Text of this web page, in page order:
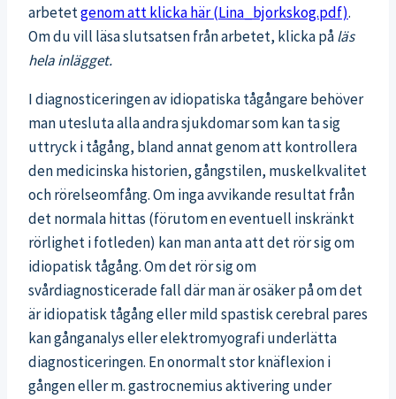
arbetetgenom att klicka här (Lina_bjorkskog.pdf).
Om du vill läsa slutsatsen från arbetet, klicka påläs
hela inlägget.
I diagnosticeringen av idiopatiska tågångare behöver
man utesluta alla andra sjukdomar som kan ta sig
uttryck i tågång, bland annat genom att kontrollera
den medicinska historien, gångstilen, muskelkvalitet
och rörelseomfång. Om inga avvikande resultat från
det normala hittas (förutom en eventuell inskränkt
rörlighet i fotleden) kan man anta att det rör sig om
idiopatisk tågång. Om det rör sig om
svårdiagnosticerade fall där man är osäker på om det
är idiopatisk tågång eller mild spastisk cerebral pares
kan gånganalys eller elektromyografi underlätta
diagnosticeringen. En onormalt stor knäflexion i
gången eller m. gastrocnemius aktivering under